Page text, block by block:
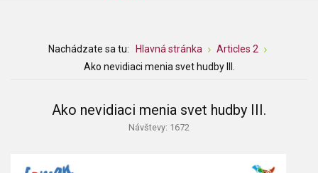
Nachádzate sa tu: Hlavná stránka
Articles 2
Ako nevidiaci menia svet hudby III.
Ako nevidiaci menia svet hudby III.
Návštevy: 1672